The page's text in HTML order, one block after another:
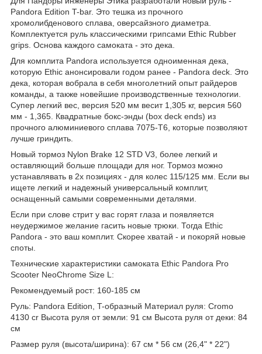
Pandora Edition T-bar. Это тешка из прочного
хромолибденового сплава, оверсайзного диаметра.
Комплектуется руль классическими грипсами Ethic Rubber
grips. Основа каждого самоката - это дека.
Для комплита Pandora используется одноименная дека,
которую Ethic анонсировали годом ранее - Pandora deck. Это
дека, которая вобрала в себя многолетний опыт райдеров
команды, а также новейшие производственные технологии.
Супер легкий вес, версия 520 мм весит 1,305 кг, версия 560
мм - 1,365. Квадратные бокс-энды (box deck ends) из
прочного алюминиевого сплава 7075-T6, которые позволяют
лучше гриндить.
Новый тормоз Nylon Brake 12 STD V3, более легкий и
оставляющий больше площади для ног. Тормоз можно
устанавлявать в 2х позициях - для колес 115/125 мм. Если вы
ищете легкий и надежный универсальный комплит,
оснащенный самыми современными деталями.
Если при слове стрит у вас горят глаза и появляется
неудержимое желание гасить новые трюки. Тогда Ethic
Pandora - это ваш комплит. Скорее хватай - и покоряй новые
споты.
Технические характеристики самоката Ethic Pandora Pro
Scooter NeoChrome Size L:
Рекомендуемый рост: 160-185 см
Руль: Pandora Edition, T-образный Материал руля: Cromo
4130 cr Высота руля от земли: 91 см Высота руля от деки: 84
см
Размер руля (высота/ширина): 67 см * 56 см (26,4" * 22")